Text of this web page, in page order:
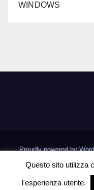
WINDOWS
Proudly powered by
Questo sito utilizza
l'esperienza utente.